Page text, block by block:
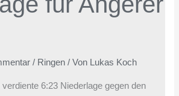
/ Ringen / Von Lukas Koch
6:23 Niederlage gegen den